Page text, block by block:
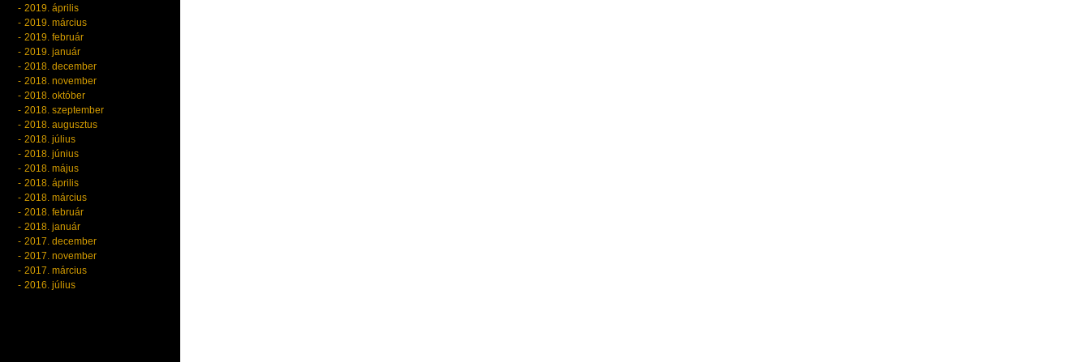
2019. április
2019. március
2019. február
2019. január
2018. december
2018. november
2018. október
2018. szeptember
2018. augusztus
2018. július
2018. június
2018. május
2018. április
2018. március
2018. február
2018. január
2017. december
2017. november
2017. március
2016. július